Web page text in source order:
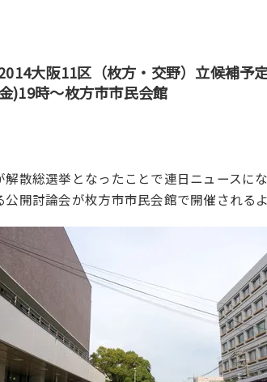
大阪11区（枚方・交野）立候補予
)19時〜枚方市市民会館
解散総選挙となったことで連日ニュースに
公開討論会が枚方市市民会館で開催されるよ